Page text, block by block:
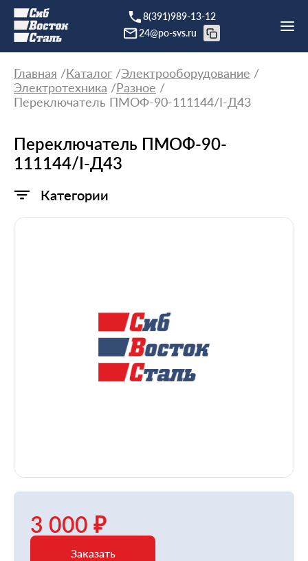
8(391)989-13-12
24@po-svs.ru
Главная Каталог Электрооборудование
Электротехника
Разное
Переключатель ПМОФ-90-111144/I-Д43
Переключатель ПМОФ-90-
111144/I-Д43
Категории
3 000 ₽
Заказать